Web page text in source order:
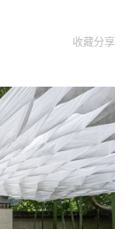
收藏分享